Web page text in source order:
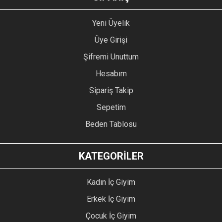
Yeni Üyelik
Üye Girişi
Şifremi Unuttum
Hesabım
Sipariş Takip
Sepetim
Beden Tablosu
KATEGORİLER
Kadın İç Giyim
Erkek İç Giyim
Çocuk İç Giyim